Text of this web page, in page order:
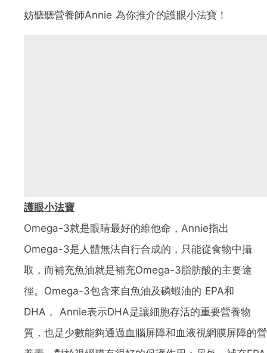
妨聽聽營養師Annie 為你推介的護眼小法寶！
護眼小法寶
Omega-3就是眼睛最好的維他命，Annie指出
Omega-3是人體無法自行合成的，只能從食物中攝
取，而補充魚油就是補充Omega-3脂肪酸的主要途
徑。Omega-3包含來自魚油及磷蝦油的 EPA和
DHA， Annie表示DHA是讓細胞存活的重要營養物
質，也是少數能夠通過血腦屏障和血液視網膜屏障的營